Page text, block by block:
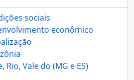
sociais
econômico
Rio, Vale do (MG e ES)